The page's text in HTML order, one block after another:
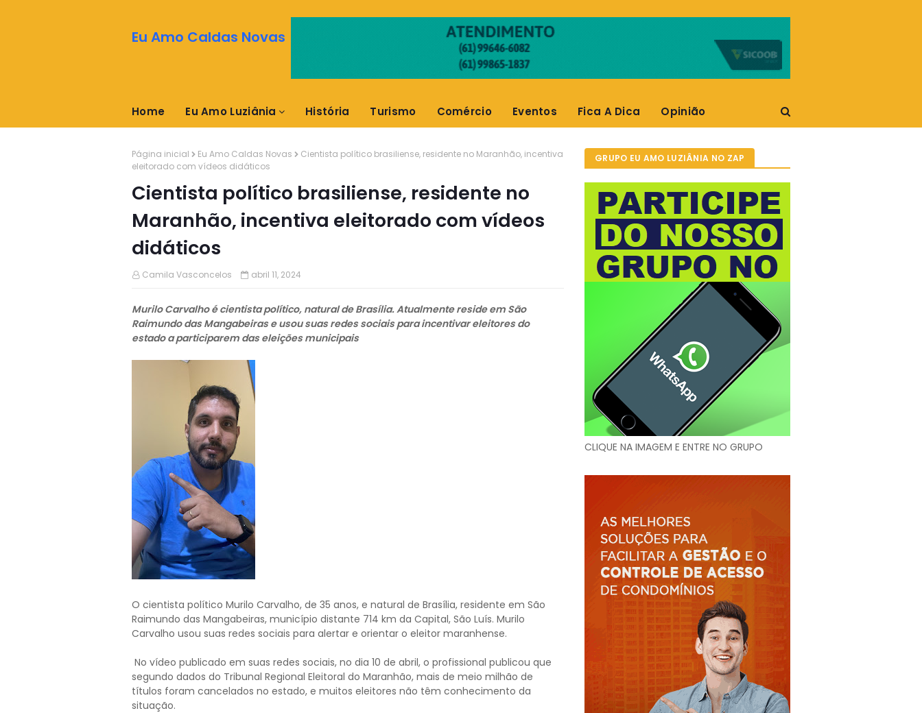
Eu Amo Caldas Novas
Home Eu Amo Luziânia História Turismo Comércio Eventos Fica A Dica Opinião
Página inicial Eu Amo Caldas Novas
Cientista político brasiliense, residente no Maranhão, incentiva
eleitorado com vídeos didáticos
Cientista político brasiliense, residente no
Maranhão, incentiva eleitorado com vídeos
didáticos
Camila Vasconcelos abril 11, 2024
Murilo Carvalho é cientista político, natural de Brasília. Atualmente reside em São
Raimundo das Mangabeiras e usou suas redes sociais para incentivar eleitores do
estado a participarem das eleições municipais
O cientista político Murilo Carvalho, de 35 anos, e natural de Brasília, residente em São
Raimundo das Mangabeiras, município distante 714 km da Capital, São Luís. Murilo
Carvalho usou suas redes sociais para alertar e orientar o eleitor maranhense.
No vídeo publicado em suas redes sociais, no dia 10 de abril, o profissional publicou que
segundo dados do Tribunal Regional Eleitoral do Maranhão, mais de meio milhão de
títulos foram cancelados no estado, e muitos eleitores não têm conhecimento da
situação.
GRUPO EU AMO LUZIÂNIA NO ZAP
CLIQUE NA IMAGEM E ENTRE NO GRUPO